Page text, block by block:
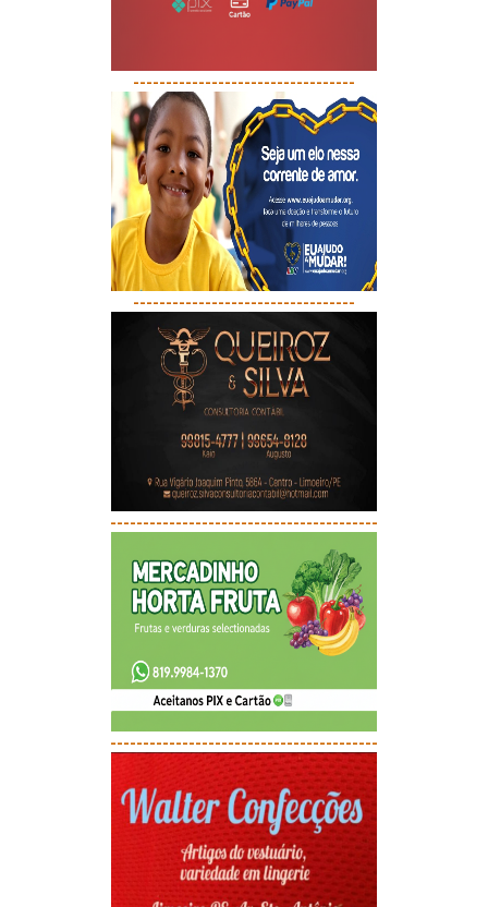
----------------------------------
----------------------------------
-----------------------------------------
-----------------------------------------